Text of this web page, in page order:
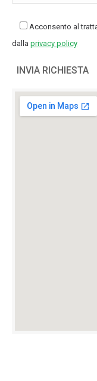
Acconsento al
dalla privacy policy